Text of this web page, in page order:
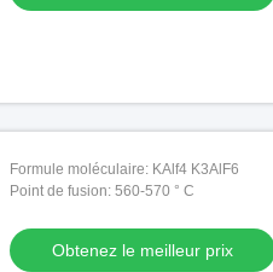
Formule moléculaire: KAlf4 K3AlF6
Point de fusion: 560-570 ° C
Obtenez le meilleur prix